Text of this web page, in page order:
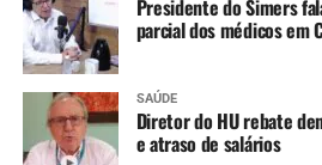
Presidente do Simers
parcial dos médicos em
SAÚDE
Diretor do HU rebate
e atraso de salários